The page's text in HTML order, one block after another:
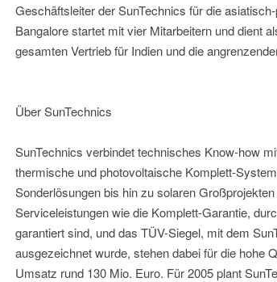
Geschäftsleiter der SunTechnics für die
Bangalore startet mit vier Mitarbeitern und dient
gesamten Vertrieb für Indien und die
Über SunTechnics
SunTechnics verbindet technisches Know-how
thermische und photovoltaische Komplett-
Sonderlösungen bis hin zu solaren
Serviceleistungen wie die Komplett-Garantie,
garantiert sind, und das TÜV-Siegel, mit dem
ausgezeichnet wurde, stehen dabei für die hohe
Umsatz rund 130 Mio. Euro. Für 2005 plant